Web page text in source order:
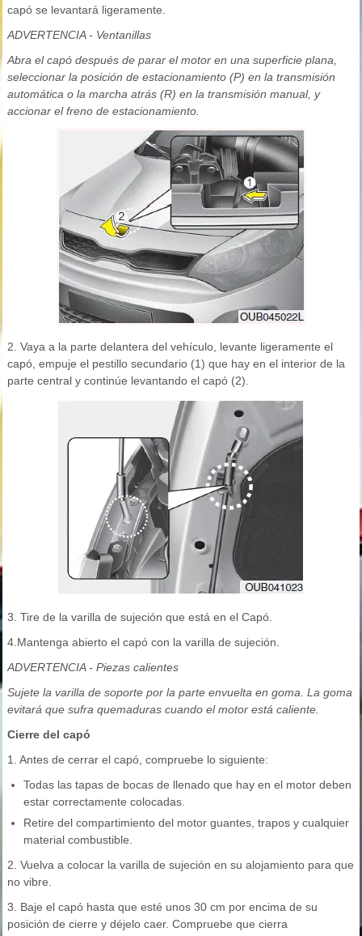
capó se levantará ligeramente.
ADVERTENCIA - Ventanillas
Abra el capó después de parar el motor en una superficie plana,
seleccionar la posición de estacionamiento (P) en la transmisión
automática o la marcha atrás (R) en la transmisión manual, y
accionar el freno de estacionamiento.
2. Vaya a la parte delantera del vehículo, levante ligeramente el
capó, empuje el pestillo secundario (1) que hay en el interior de la
parte central y continúe levantando el capó (2).
3. Tire de la varilla de sujeción que está en el Capó.
4.Mantenga abierto el capó con la varilla de sujeción.
ADVERTENCIA - Piezas calientes
Sujete la varilla de soporte por la parte envuelta en goma. La goma
evitará que sufra quemaduras cuando el motor está caliente.
Cierre del capó
1. Antes de cerrar el capó, compruebe lo siguiente:
Todas las tapas de bocas de llenado que hay en el motor deben
estar correctamente colocadas.
Retire del compartimiento del motor guantes, trapos y cualquier
material combustible.
2. Vuelva a colocar la varilla de sujeción en su alojamiento para que
no vibre.
3. Baje el capó hasta que esté unos 30 cm por encima de su
posición de cierre y déjelo caer. Compruebe que cierra